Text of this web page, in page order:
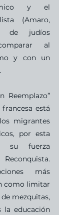
y el
(Amaro,
de judíos
al
y con un
Reemplazo”
está
migrantes
por esta
su fuerza
más
como limitar
mezquitas,
la educación